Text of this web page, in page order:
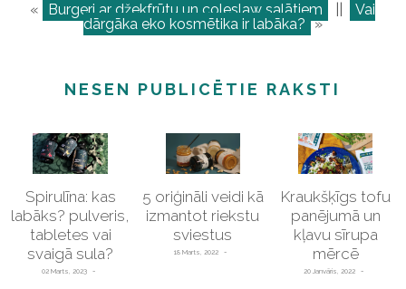
« Burgeri ar džekfrūtu un coleslaw salātiem
Vai
dārgāka eko kosmētika ir labāka? »
NESEN PUBLICĒTIE RAKSTI
Spirulīna: kas
labāks? pulveris,
tabletes vai
svaigā sula?
02 Marts, 2023
5 oriģināli veidi kā
izmantot riekstu
sviestus
18 Marts, 2022
Kraukšķīgs tofu
panējumā un
kļavu sīrupa
mērcē
20 Janvāris, 2022